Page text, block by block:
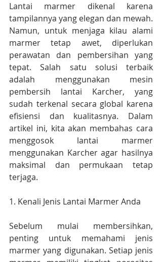
Lantai marmer dikenal karena
tampilannya yang elegan dan mewah.
Namun, untuk menjaga kilau alami
marmer tetap awet, diperlukan
perawatan dan pembersihan yang
tepat. Salah satu solusi terbaik
adalah menggunakan mesin
pembersih lantai Karcher, yang
sudah terkenal secara global karena
efisiensi dan kualitasnya. Dalam
artikel ini, kita akan membahas cara
menggosok lantai marmer
menggunakan Karcher agar hasilnya
maksimal dan permukaan tetap
terjaga.
1. Kenali Jenis Lantai Marmer Anda
Sebelum mulai membersihkan,
penting untuk memahami jenis
marmer yang digunakan. Setiap jenis